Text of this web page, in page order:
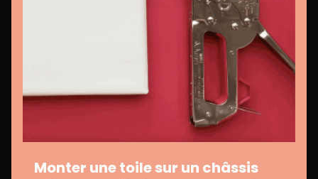
Monter une toile sur un châssis